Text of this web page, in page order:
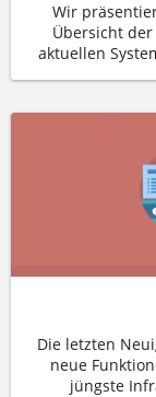
Wir
Übersicht
aktuellen
Die letzten
neue
jüngste